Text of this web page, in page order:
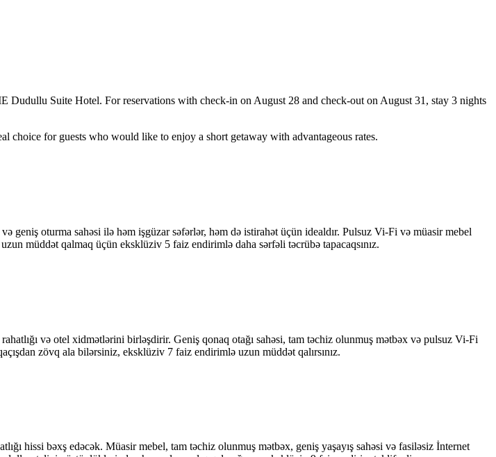
Suite Hotel. For reservations with check-in on August 28 and check-out on August 31, stay 3 nights
choice for guests who would like to enjoy a short getaway with advantageous rates.
geniş oturma sahəsi ilə həm işgüzar səfərlər, həm də istirahət üçün idealdır. Pulsuz Vi-Fi və müasir mebel
müddət qalmaq üçün eksklüziv 5 faiz endirimlə daha sərfəli təcrübə tapacaqsınız.
və otel xidmətlərini birləşdirir. Geniş qonaq otağı sahəsi, tam təchiz olunmuş mətbəx və pulsuz Vi-Fi
zövq ala bilərsiniz, eksklüziv 7 faiz endirimlə uzun müddət qalırsınız.
hissi bəxş edəcək. Müasir mebel, tam təchiz olunmuş mətbəx, geniş yaşayış sahəsi və fasiləsiz İnternet